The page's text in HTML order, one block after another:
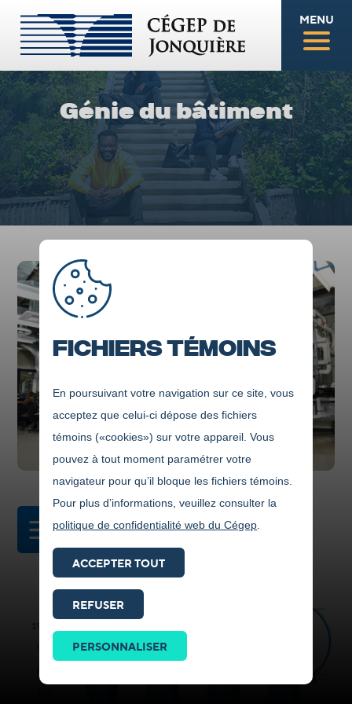
Fichiers témoins
En poursuivant votre navigation sur ce site, vous
acceptez que celui-ci dépose des fichiers
témoins («cookies») sur votre appareil. Vous
pouvez à tout moment paramétrer votre
navigateur pour qu’il bloque les fichiers témoins.
Pour plus d’informations, veuillez consulter la
politique de confidentialité web du Cégep
ACCEPTER TOUT
REFUSER
PERSONNALISER
MENU
Génie du bâtiment
DANS CETTE SECTION